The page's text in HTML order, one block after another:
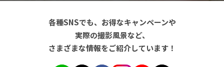
各種SNSでも、お得なキャンペーンや
実際の撮影風景など、
さまざまな情報をご紹介しています！